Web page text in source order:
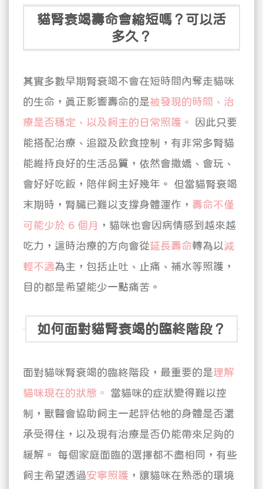
貓腎衰竭壽命會縮短嗎？可以活
多久？
其實多數早期腎衰竭不會在短時間內奪走貓咪
的生命，真正影響壽命的是被發現的時間、治
療是否穩定、以及飼主的日常照護。
因此只要
能搭配治療、追蹤及飲食控制，有非常多腎貓
能維持良好的生活品質，依然會撒嬌、會玩、
會好好吃飯，陪伴飼主好幾年。
但當貓腎衰竭
末期時，腎臟已難以支撐身體運作， 壽命不僅
可能少於 6 個月 ，貓咪也會因病情感到越來越
吃力，這時治療的方向會從延長壽命轉為以減
輕不適為主 ，包括止吐、止痛、補水等照護，
目的都是希望能少一點痛苦。
如何面對貓腎衰竭的臨終階段？
面對貓咪腎衰竭的臨終階段，最重要的是理解
貓咪現在的狀態。
當貓咪的症狀變得難以控
制，獸醫會協助飼主一起評估牠的身體是否還
承受得住，以及現有治療是否仍能帶來足夠的
緩解。
每個家庭面臨的選擇都不盡相同，有些
飼主希望透過安寧照護 ，讓貓咪在熟悉的環境